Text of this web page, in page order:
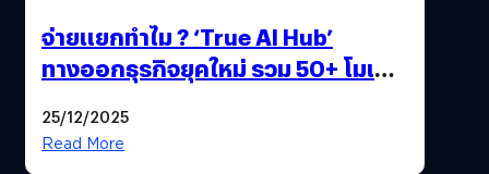
จ่ายแยกทำไม ? ‘True AI Hub’
ทางออกธุรกิจยุคใหม่ รวม 50+ โมเดล
25/12/2025
Read More